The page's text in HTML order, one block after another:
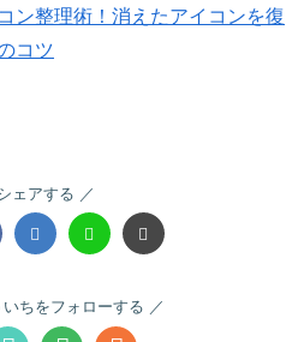
ン整理術！消えたアイコンを復
コツ
ェアする
ちをフォローする